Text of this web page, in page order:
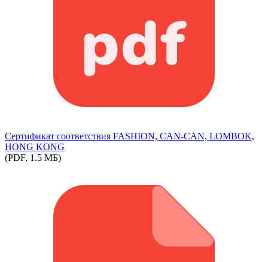
Сертификат соответствия FASHION, CAN-CAN, LOMBOK,
HONG KONG
(PDF, 1.5 МБ)